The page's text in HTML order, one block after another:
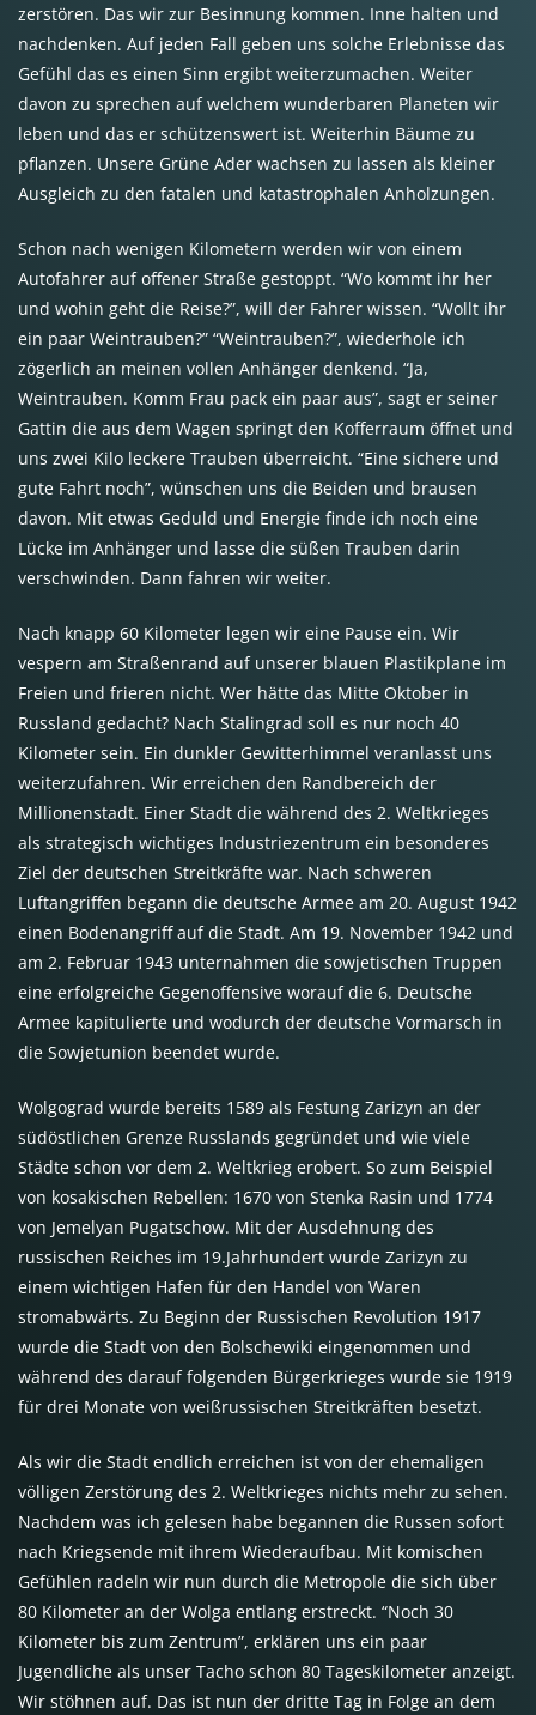
zerstören. Das wir zur Besinnung kommen. Inne halten und
nachdenken. Auf jeden Fall geben uns solche Erlebnisse das
Gefühl das es einen Sinn ergibt weiterzumachen. Weiter
davon zu sprechen auf welchem wunderbaren Planeten wir
leben und das er schützenswert ist. Weiterhin Bäume zu
pflanzen. Unsere Grüne Ader wachsen zu lassen als kleiner
Ausgleich zu den fatalen und katastrophalen Anholzungen.
Schon nach wenigen Kilometern werden wir von einem
Autofahrer auf offener Straße gestoppt. “Wo kommt ihr her
und wohin geht die Reise?”, will der Fahrer wissen. “Wollt ihr
ein paar Weintrauben?” “Weintrauben?”, wiederhole ich
zögerlich an meinen vollen Anhänger denkend. “Ja,
Weintrauben. Komm Frau pack ein paar aus”, sagt er seiner
Gattin die aus dem Wagen springt den Kofferraum öffnet und
uns zwei Kilo leckere Trauben überreicht. “Eine sichere und
gute Fahrt noch”, wünschen uns die Beiden und brausen
davon. Mit etwas Geduld und Energie finde ich noch eine
Lücke im Anhänger und lasse die süßen Trauben darin
verschwinden. Dann fahren wir weiter.
Nach knapp 60 Kilometer legen wir eine Pause ein. Wir
vespern am Straßenrand auf unserer blauen Plastikplane im
Freien und frieren nicht. Wer hätte das Mitte Oktober in
Russland gedacht? Nach Stalingrad soll es nur noch 40
Kilometer sein. Ein dunkler Gewitterhimmel veranlasst uns
weiterzufahren. Wir erreichen den Randbereich der
Millionenstadt. Einer Stadt die während des 2. Weltkrieges
als strategisch wichtiges Industriezentrum ein besonderes
Ziel der deutschen Streitkräfte war. Nach schweren
Luftangriffen begann die deutsche Armee am 20. August 1942
einen Bodenangriff auf die Stadt. Am 19. November 1942 und
am 2. Februar 1943 unternahmen die sowjetischen Truppen
eine erfolgreiche Gegenoffensive worauf die 6. Deutsche
Armee kapitulierte und wodurch der deutsche Vormarsch in
die Sowjetunion beendet wurde.
Wolgograd wurde bereits 1589 als Festung Zarizyn an der
südöstlichen Grenze Russlands gegründet und wie viele
Städte schon vor dem 2. Weltkrieg erobert. So zum Beispiel
von kosakischen Rebellen: 1670 von Stenka Rasin und 1774
von Jemelyan Pugatschow. Mit der Ausdehnung des
russischen Reiches im 19.Jahrhundert wurde Zarizyn zu
einem wichtigen Hafen für den Handel von Waren
stromabwärts. Zu Beginn der Russischen Revolution 1917
wurde die Stadt von den Bolschewiki eingenommen und
während des darauf folgenden Bürgerkrieges wurde sie 1919
für drei Monate von weißrussischen Streitkräften besetzt.
Als wir die Stadt endlich erreichen ist von der ehemaligen
völligen Zerstörung des 2. Weltkrieges nichts mehr zu sehen.
Nachdem was ich gelesen habe begannen die Russen sofort
nach Kriegsende mit ihrem Wiederaufbau. Mit komischen
Gefühlen radeln wir nun durch die Metropole die sich über
80 Kilometer an der Wolga entlang erstreckt. “Noch 30
Kilometer bis zum Zentrum”, erklären uns ein paar
Jugendliche als unser Tacho schon 80 Tageskilometer anzeigt.
Wir stöhnen auf. Das ist nun der dritte Tag in Folge an dem